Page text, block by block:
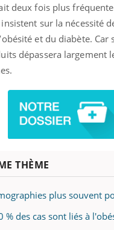
deux fois plus
sur la nécessité
et du diabète.
dépassera largement
THÈME
plus souvent
% des cas sont liés à